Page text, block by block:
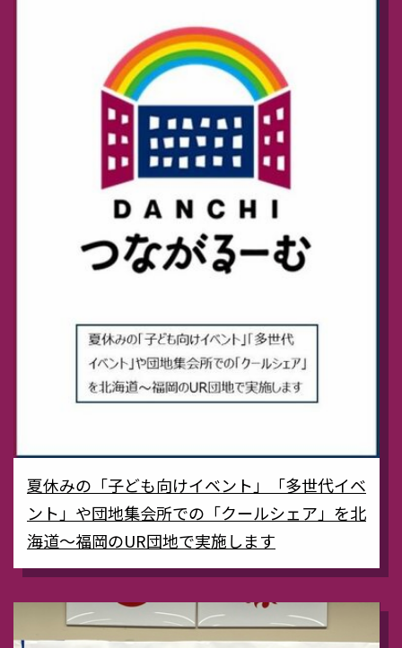
夏休みの「子ども向けイベント」「多世代イベ
ント」や団地集会所での「クールシェア」を北
海道～福岡のUR団地で実施します